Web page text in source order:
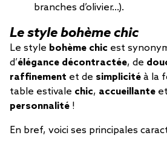
branches d’olivier…).
Le style bohème chic
Le style bohème chic est
d’élégance décontractée, de
raffinement et de simplicité à la
table estivale chic, accueillante et
personnalité !
En bref, voici ses principales